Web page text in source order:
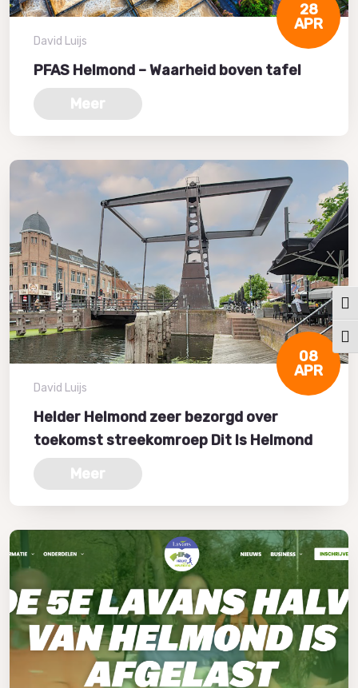
28
APR
David Luijs
PFAS Helmond – Waarheid boven tafel
Meer
08
APR
David Luijs
Helder Helmond zeer bezorgd over
toekomst streekomroep Dit Is Helmond
Meer